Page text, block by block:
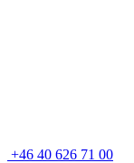
+46 40 626 71 00